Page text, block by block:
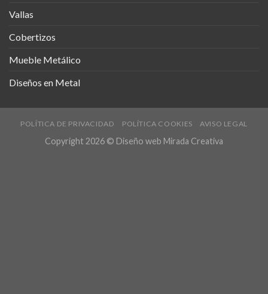
Vallas
Cobertizos
Mueble Metálico
Diseños en Metal
POLÍTICA DE PRIVACIDAD POLÍTICA COOKIES AVISO LEGAL
Copyright 2026 © Diseño web Mirada Creativa